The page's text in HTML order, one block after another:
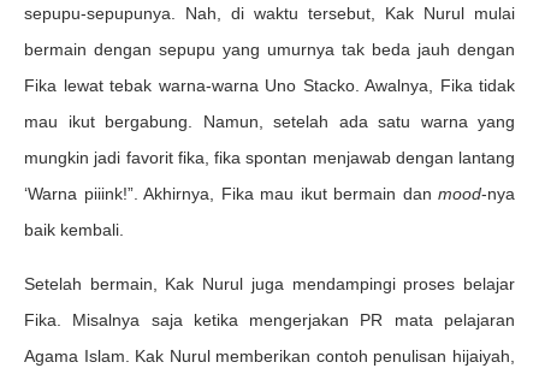
sepupu-sepupunya. Nah, di waktu tersebut, Kak Nurul mulai
bermain dengan sepupu yang umurnya tak beda jauh dengan
Fika lewat tebak warna-warna Uno Stacko. Awalnya, Fika tidak
mau ikut bergabung. Namun, setelah ada satu warna yang
mungkin jadi favorit fika, fika spontan menjawab dengan lantang
‘Warna piiink!”. Akhirnya, Fika mau ikut bermain dan mood-nya
baik kembali.
Setelah bermain, Kak Nurul juga mendampingi proses belajar
Fika. Misalnya saja ketika mengerjakan PR mata pelajaran
Agama Islam. Kak Nurul memberikan contoh penulisan hijaiyah,